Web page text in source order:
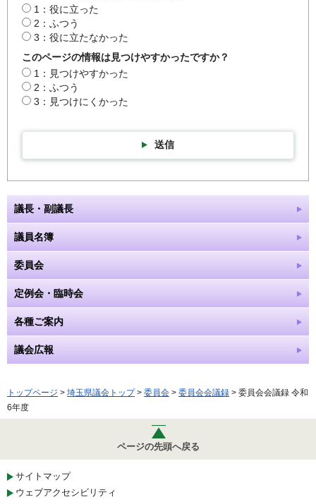
1：役に立った
2：ふつう
3：役に立たなかった
このページの情報は見つけやすかったですか？
1：見つけやすかった
2：ふつう
3：見つけにくかった
送信
議長・副議長
議員名簿
委員会
定例会・臨時会
各種ご案内
議会広報
トップページ > 埼玉県議会トップ> 委員会 > 委員会会議録 > 委員会会議録 令和
6年度
ページの先頭へ戻る
サイトマップ
ウェブアクセシビリティ